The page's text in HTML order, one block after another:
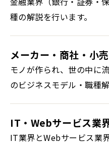
種の解説を行います。
メーカー・商社・小
モノが作られ、世の中に
のビジネスモデル・職種
IT・Webサービス業
IT業界とWebサービス業